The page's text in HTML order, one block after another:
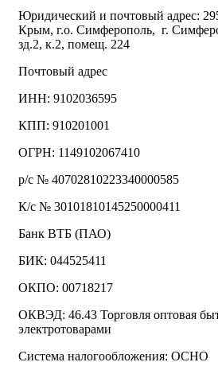
Юридический и почтовый адрес:
Крым, г.о. Симферополь, г.
зд.2, к.2, помещ. 224
Почтовый адрес
ИНН: 9102036595
КПП: 910201001
ОГРН: 1149102067410
р/с № 40702810223340000585
К/с № 30101810145250000411
Банк ВТБ (ПАО)
БИК: 044525411
ОКПО: 00718217
ОКВЭД: 46.43 Торговля оптовая
электротоварами
Система налогообложения: ОСНО